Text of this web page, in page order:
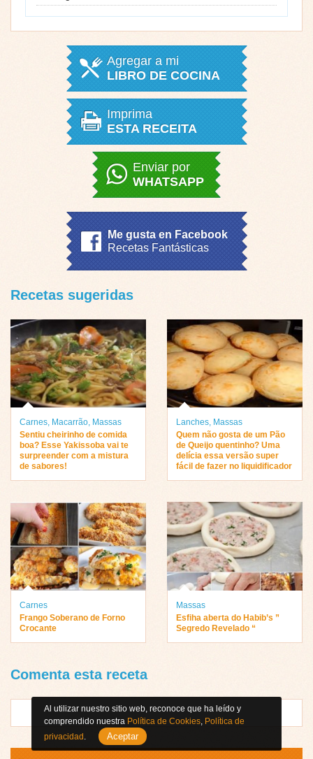
Agregar a mi
LIBRO DE COCINA
Imprima
ESTA RECEITA
Enviar por
WHATSAPP
Me gusta en Facebook
Recetas Fantásticas
Recetas sugeridas
Carnes, Macarrão, Massas
Sentiu cheirinho de comida
boa? Esse Yakissoba vai te
surpreender com a mistura
de sabores!
Lanches, Massas
Quem não gosta de um Pão
de Queijo quentinho? Uma
delícia essa versão super
fácil de fazer no liquidificador
Carnes
Frango Soberano de Forno
Crocante
Massas
Esfiha aberta do Habib’s ”
Segredo Revelado “
Comenta esta receta
Al utilizar nuestro sitio web, reconoce que ha leído y
comprendido nuestra Política de Cookies, Política de
privacidad. Aceptar